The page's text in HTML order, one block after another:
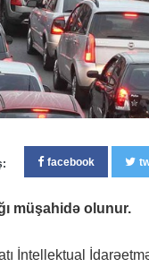
facebook
müşahidə olunur.
İntellektual